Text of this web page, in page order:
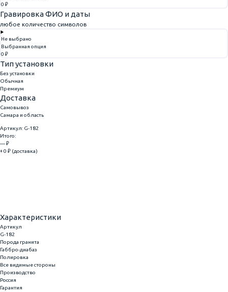
0 ₽
Гравировка ФИО и даты
любое количество символов
Не выбрано
Выбранная опция
0 ₽
Тип установки
Без установки
Обычная
Премиум
Доставка
Самовывоз
Самара и область
Артикул: G-182
Итого:
— ₽
+ 0 ₽ (доставка)
Характеристики
Артикул
G-182
Порода гранита
Габбро-диабаз
Полировка
Все видимые стороны
Производство
Россия
Гарантия